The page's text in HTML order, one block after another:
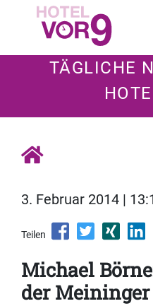
TÄGLICHE
3. Februar 2014 |
Teilen
Michael
der